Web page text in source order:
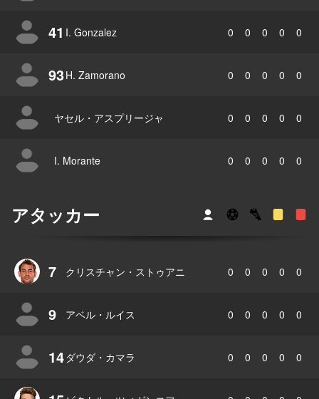
41 I. Gonzalez 0 0 0 0 0
93H. Zamorano 0 0 0 0 0
ヤセル・アスプリージャ 0 0 0 0 0
I. Morante 0 0 0 0 0
アタッカー
7 クリスチャン・ストゥアニ 0 0 0 0 0
9 アベル・ルイス 0 0 0 0 0
14 ダウダ・カマラ 0 0 0 0 0